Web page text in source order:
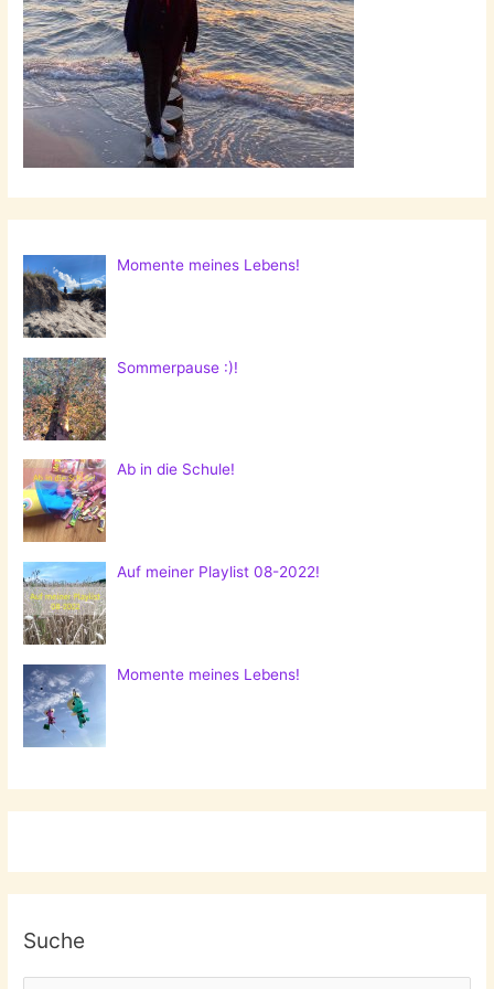
Momente meines Lebens!
Sommerpause :)!
Ab in die Schule!
Auf meiner Playlist 08-2022!
Momente meines Lebens!
Suche